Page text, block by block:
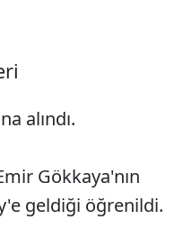
alındı.
Gökkaya'nın
geldiği öğrenildi.​​​​​​​